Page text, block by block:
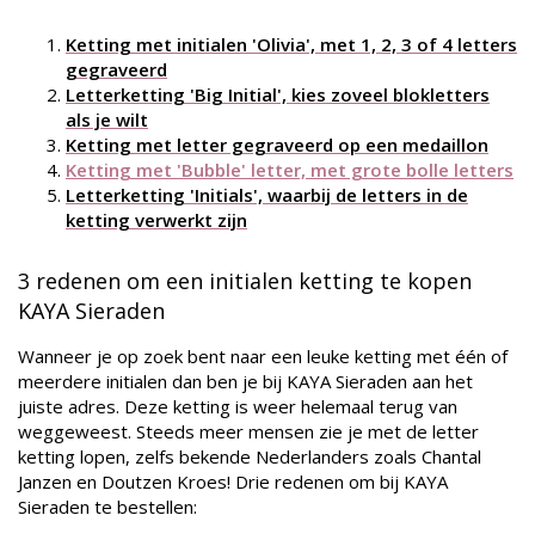
Ketting met initialen 'Olivia', met 1, 2, 3 of 4 letters
gegraveerd
Letterketting 'Big Initial', kies zoveel blokletters
als je wilt
Ketting met letter gegraveerd op een medaillon
Ketting met 'Bubble' letter, met grote bolle letters
Letterketting 'Initials', waarbij de letters in de
ketting verwerkt zijn
3 redenen om een initialen ketting te kopen
KAYA Sieraden
Wanneer je op zoek bent naar een leuke ketting met één of
meerdere initialen dan ben je bij KAYA Sieraden aan het
juiste adres. Deze ketting is weer helemaal terug van
weggeweest. Steeds meer mensen zie je met de letter
ketting lopen, zelfs bekende Nederlanders zoals Chantal
Janzen en Doutzen Kroes! Drie redenen om bij KAYA
Sieraden te bestellen: